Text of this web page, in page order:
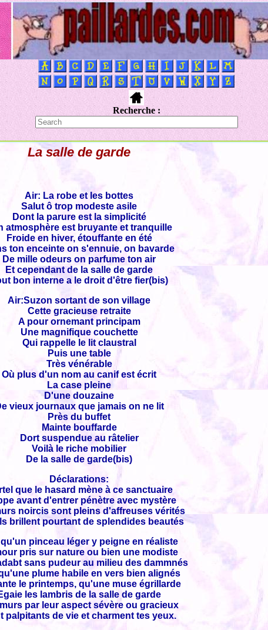
Recherche :
La salle de garde
Air: La robe et les bottes
Salut ô trop modeste asile
Dont la parure est la simplicité
atmosphère est bruyante et tranquille
Froide en hiver, étouffante en été
ton enceinte on s'ennuie, on bavarde
De mille odeurs on parfume ton air
Et cependant de la salle de garde
bon interne a le droit d'être fier(bis)
Air:Suzon sortant de son village
Cette gracieuse retraite
A pour ornemant principam
Une magnifique couchette
Qui rappelle le lit claustral
Puis une table
Très vénérable
Où plus d'un nom au canif est écrit
La case pleine
D'une douzaine
vieux journaux que jamais on ne lit
Près du buffet
Mainte bouffarde
Dort suspendue au râtelier
Voilà le riche mobilier
De la salle de garde(bis)
Déclarations:
que le hasard mène à ce sanctuaire
avant d'entrer pénètre avec mystère
noircis sont pleins d'affreuses vérités
brillent pourtant de splendides beautés
pinceau léger y peigne en réaliste
pris sur nature ou bien une modiste
sans pudeur au milieu des dammnés
plume habile en vers bien alignés
le printemps, qu'une muse égrillarde
les lambris de la salle de garde
par leur aspect sévère ou gracieux
palpitants de vie et charment tes yeux.